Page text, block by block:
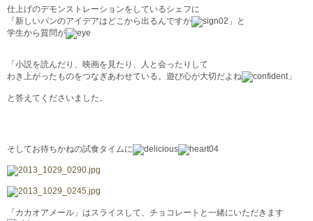
仕上げのデモンストレーションをしているシェフに
「新しいパンのアイデアはどこから出るんですか
」と
学生から質問が
「小説を読んだり、映画を見たり、人と会ったりして
わき上がったものをつなぎあわせている。遊び心が大切だよね
」
と答えてくださいました。
そしてお待ちかねの試食タイムに
「カカオアメール」はスライスして、チョコレートと一緒にいただきます